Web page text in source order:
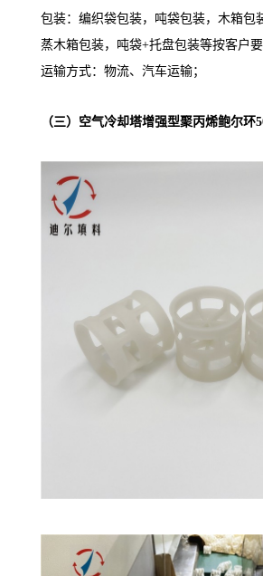
包装：编织袋包装，吨袋包装，木箱包
蒸木箱包装，吨袋+托盘包装等按客户
运输方式：物流、汽车运输；
（三）空气冷却塔增强型聚丙烯鲍尔环